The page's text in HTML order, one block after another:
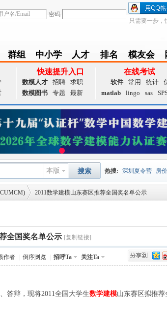
密码
只需要一步，
群组
group
中小学
zxx
人才
achieve
排名
Ranklist
模友会
Club
快速提升入口
数模人才 招聘
求职
数模图书
专题 最新
在线考试
软件 常用 统计
matlab
lingo sas
本版 搜索 热搜: 深圳夏令营 房价
数据挖掘 画图工具
挑战赛
›
2011数学建模山东赛区推荐全国奖名单公示
全国奖名单公示 [复制链接]
作者 倒序浏览 招呼Ta 关注Ta
辩，现将2011全国大学生数学建模山东赛区拟推荐